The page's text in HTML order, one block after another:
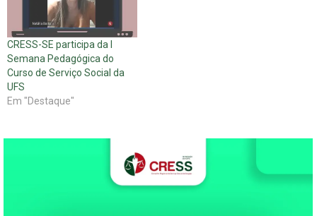
CRESS-SE participa da I
Semana Pedagógica do
Curso de Serviço Social da
UFS
Em "Destaque"